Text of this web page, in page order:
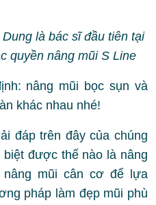
là bác sĩ đầu tiên tại
quyền nâng mũi S Line
nâng mũi bọc sụn và
khác nhau nhé!
đáp trên đây của chúng
được thế nào là nâng
mũi cân cơ để lựa
pháp làm đẹp mũi phù